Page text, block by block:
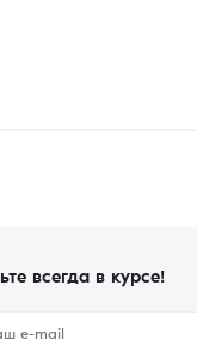
всегда в курсе!